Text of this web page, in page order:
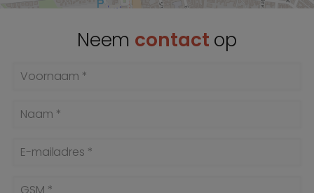
Neem contact op
Voornaam *
Naam *
E-mailadres *